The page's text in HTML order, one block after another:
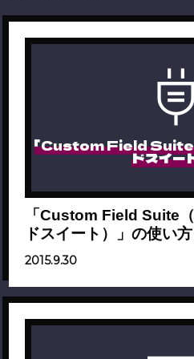
「Custom Field Suite
ドスイー
「Custom Field Suite
ドスイート）」の使い
2015.9.30